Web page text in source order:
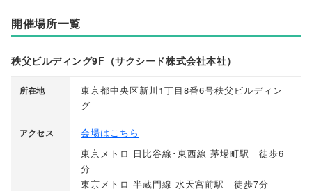
開催場所一覧
秩父ビルディング9F（サクシード株式会社本社）
所在地
東京都中央区新川1丁目8番6号秩父ビルディン
グ
アクセス
会場はこちら
東京メトロ 日比谷線･東西線 茅場町駅 徒歩6
分
東京メトロ 半蔵門線 水天宮前駅 徒歩7分